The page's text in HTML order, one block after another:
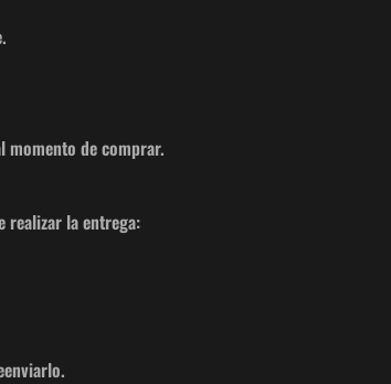
de comprar.
realizar la entrega: